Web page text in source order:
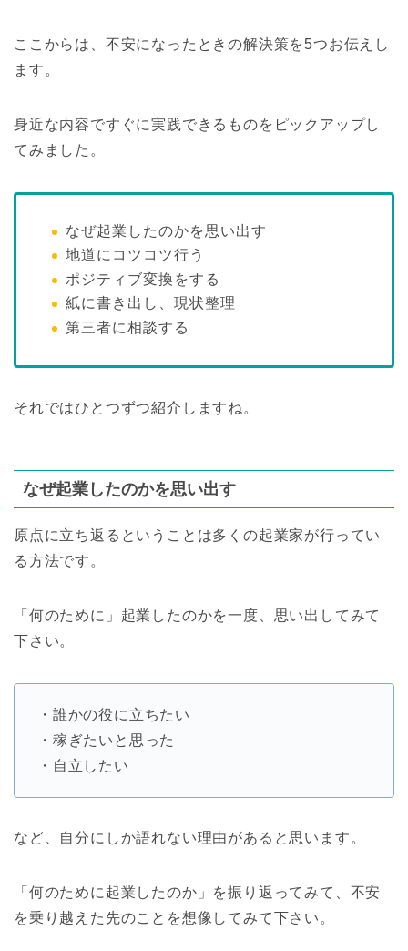
ここからは、不安になったときの解決策を5つお伝えし
ます。
身近な内容ですぐに実践できるものをピックアップし
てみました。
なぜ起業したのかを思い出す
地道にコツコツ行う
ポジティブ変換をする
紙に書き出し、現状整理
第三者に相談する
それではひとつずつ紹介しますね。
なぜ起業したのかを思い出す
原点に立ち返るということは多くの起業家が行ってい
る方法です。
「何のために」起業したのかを一度、思い出してみて
下さい。
・誰かの役に立ちたい
・稼ぎたいと思った
・自立したい
など、自分にしか語れない理由があると思います。
「何のために起業したのか」を振り返ってみて、不安
を乗り越えた先のことを想像してみて下さい。